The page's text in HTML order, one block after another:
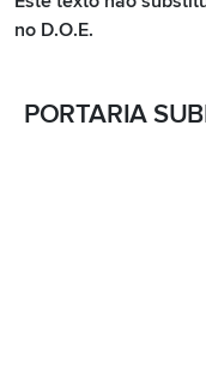
no D.O.E.
PORTARIA